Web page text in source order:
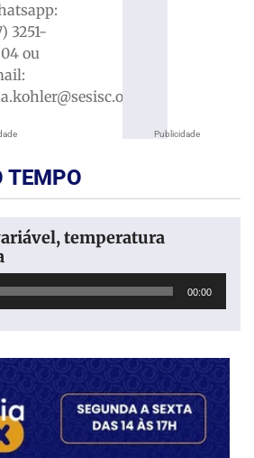
3251-
ou
Publicidade
TEMPO
temperatura
00:00